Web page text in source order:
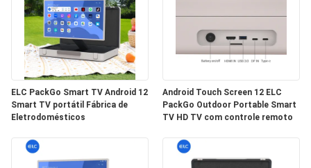
SITEMAP
POLÍTICA
DE
PRIVACIDADE
ELC PackGo Smart TV Android 12
Smart TV portátil Fábrica de
Eletrodomésticos
Android Touch Screen 12 ELC
PackGo Outdoor Portable Smart
TV HD TV com controle remoto